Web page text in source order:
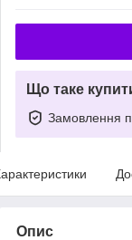
Що таке
Замовлення
Опис